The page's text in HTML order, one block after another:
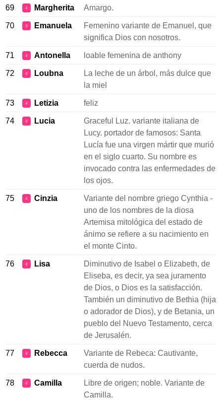
69 ♀ Margherita Amargo.
70 ♀ Emanuela
Femenino variante de Emanuel, que
significa Dios con nosotros.
71 ♀ Antonella loable femenina de anthony
72 ♀ Loubna
La leche de un árbol, más dulce que
la miel
73 ♀ Letizia feliz
74 ♀ Lucia
Graceful Luz. variante italiana de
Lucy. portador de famosos: Santa
Lucía fue una virgen mártir que murió
en el siglo cuarto. Su nombre es
invocado contra las enfermedades de
los ojos.
75 ♀ Cinzia
Variante del nombre griego Cynthia -
uno de los nombres de la diosa
Artemisa mitológica del estado de
ánimo se refiere a su nacimiento en
el monte Cinto.
76 ♀ Lisa
Diminutivo de Isabel o Elizabeth, de
Eliseba, es decir, ya sea juramento
de Dios, o Dios es la satisfacción.
También un diminutivo de Bethia (hija
o adorador de Dios), y de Betania, un
pueblo del Nuevo Testamento, cerca
de Jerusalén.
77 ♀ Rebecca
Variante de Rebeca: Cautivante,
cuerda de nudos.
78 ♀ Camilla
Libre de origen; noble. Variante de
Camilla.